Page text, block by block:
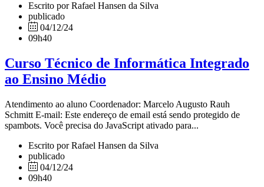
Escrito por Rafael Hansen da Silva
publicado
04/12/24
09h40
Curso Técnico de Informática Integrado
ao Ensino Médio
Atendimento ao aluno Coordenador: Marcelo Augusto Rauh
Schmitt E-mail: Este endereço de email está sendo protegido de
spambots. Você precisa do JavaScript ativado para...
Escrito por Rafael Hansen da Silva
publicado
04/12/24
09h40